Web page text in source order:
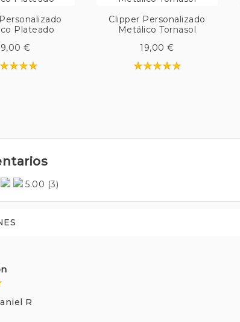
Plateado
€
Clipper Personalizado
Metálico Tornasol
19,00 €
5.00 (3)
R